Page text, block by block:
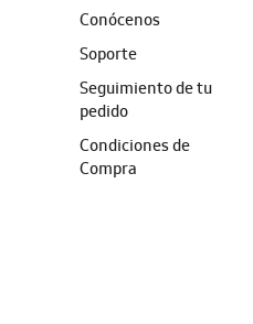
Conócenos
Soporte
Seguimiento de tu
pedido
Condiciones de
Compra